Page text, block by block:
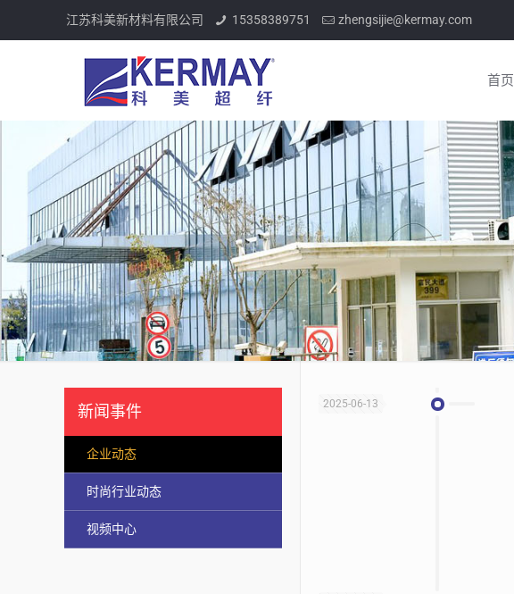
江苏科美新材料有限公司 15358389751 zhengsijie@kermay.com
首页
2025-06-13
新闻事件
企业动态
时尚行业动态
视频中心